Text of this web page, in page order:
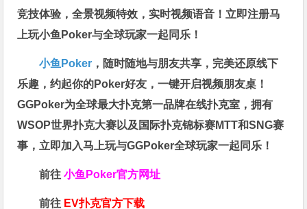
竞技体验，全景视频特效，实时视频语音！立即注册马
上玩小鱼Poker与全球玩家一起同乐！
小鱼Poker ，随时随地与朋友共享，完美还原线下
乐趣，约起你的Poker好友，一键开启视频朋友桌！
GGPoker为全球最大扑克第一品牌在线扑克室，拥有
WSOP世界扑克大赛以及国际扑克锦标赛MTT和SNG赛
事，立即加入马上玩与GGPoker全球玩家一起同乐！
前往小鱼Poker官方网址
前往 EV扑克官方下载